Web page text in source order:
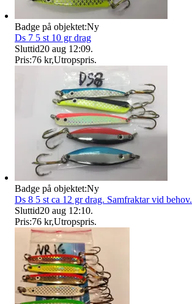
Badge på objektet:Ny
Ds 7 5 st 10 gr drag
Sluttid20 aug 12:09.
Pris:76 kr,Utropspris.
Badge på objektet:Ny
Ds 8 5 st ca 12 gr drag. Samfraktar vid behov.
Sluttid20 aug 12:10.
Pris:76 kr,Utropspris.